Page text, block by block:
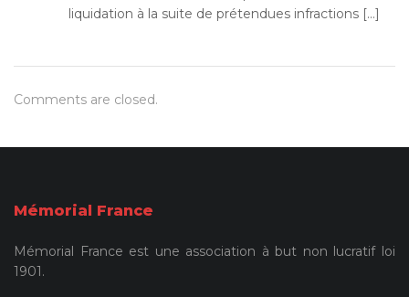
liquidation à la suite de prétendues infractions […]
Comments are closed.
Mémorial France
Mémorial France est une association à but non lucratif loi
1901.